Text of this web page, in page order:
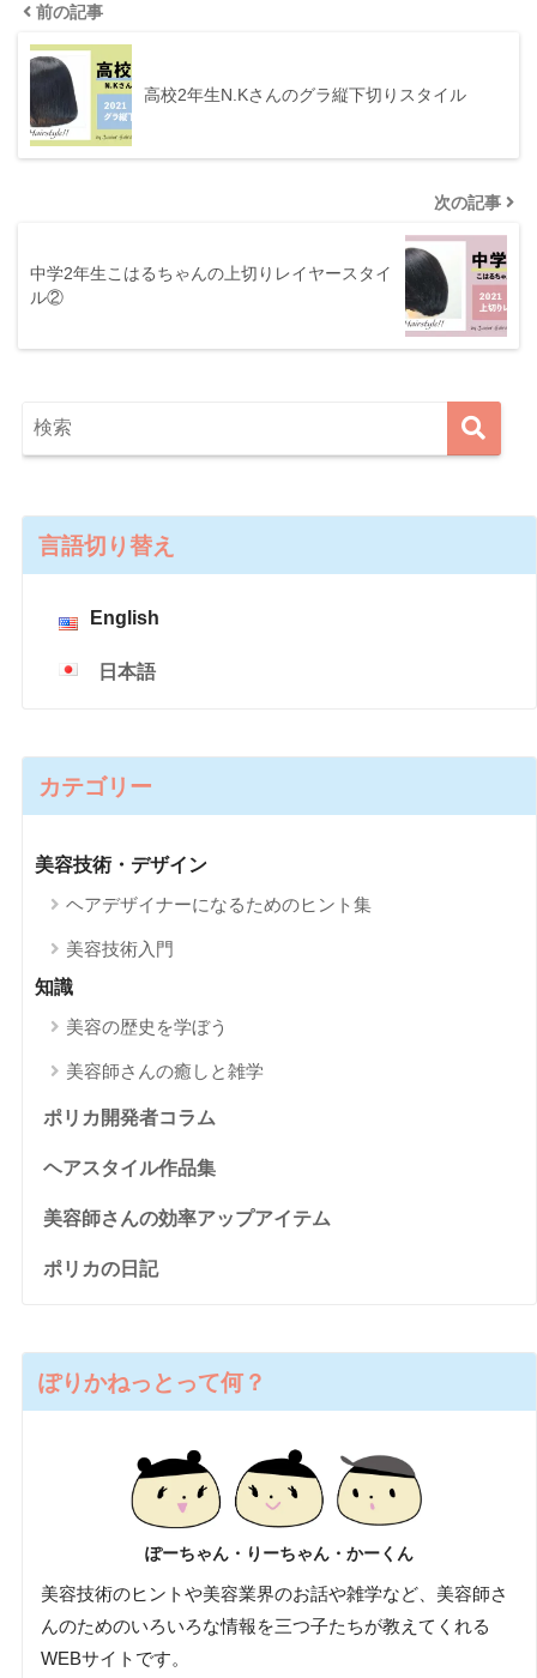
前の記事
高校2年生N.Kさんのグラ縦下切りスタイル
次の記事
中学2年生こはるちゃんの上切りレイヤースタイ
ル②
言語切り替え
English
日本語
カテゴリー
美容技術・デザイン
ヘアデザイナーになるためのヒント集
美容技術入門
知識
美容の歴史を学ぼう
美容師さんの癒しと雑学
ポリカ開発者コラム
ヘアスタイル作品集
美容師さんの効率アップアイテム
ポリカの日記
ぽりかねっとって何？
ぽーちゃん・りーちゃん・かーくん
美容技術のヒントや美容業界のお話や雑学など、美容師さ
んのためのいろいろな情報を三つ子たちが教えてくれる
WEBサイトです。